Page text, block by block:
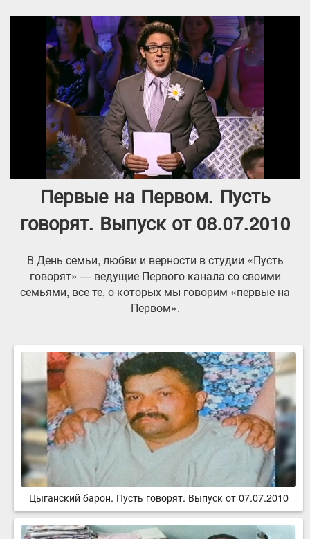
Первые на Первом. Пусть
говорят. Выпуск от 08.07.2010
В День семьи, любви и верности в студии «Пусть
говорят» — ведущие Первого канала со своими
семьями, все те, о которых мы говорим «первые на
Первом».
Цыганский барон. Пусть говорят. Выпуск от 07.07.2010